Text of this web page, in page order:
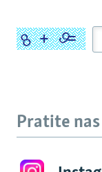
Pratite nas